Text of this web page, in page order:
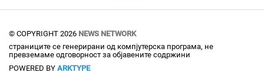
© COPYRIGHT 2026 NEWS NETWORK
страниците се генерирани од компјутерска програма, не
превземаме одговорност за објавените содржини
POWERED BY ARKTYPE